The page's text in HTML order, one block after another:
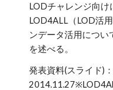
LODチャレンジ向け
LOD4ALL（LOD活
ンデータ活用につ
を述べる。
発表資料(スライド)